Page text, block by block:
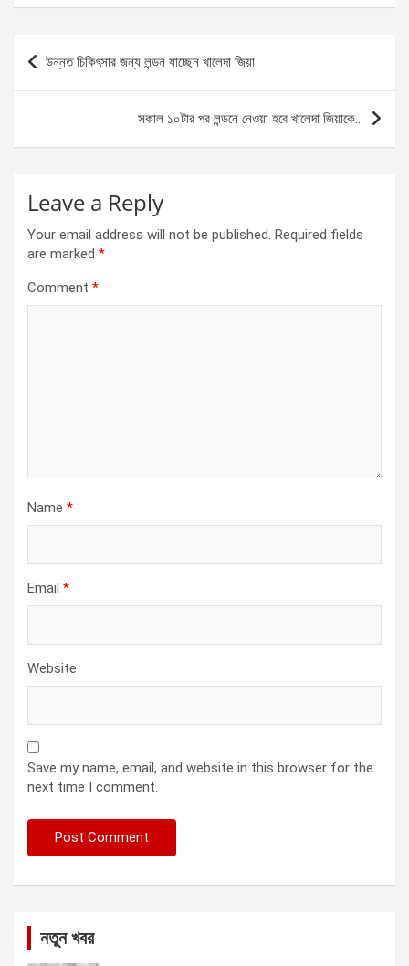
ce
o
se
g
at
A
p
p
ar
Post
navigation
উন্নত চিকিৎসার জন্য লন্ডন যাচ্ছেন খালেদা জিয়া
সকাল ১০টার পর লন্ডনে নেওয়া হবে খালেদা জিয়াকে…
Leave a Reply
Your email address will not be published. Required fields
are marked *
Comment *
Name *
Email *
Website
Save my name, email, and website in this browser for the
next time I comment.
নতুন খবর